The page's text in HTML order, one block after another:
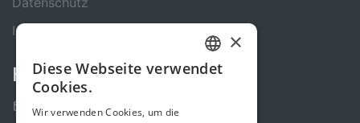
Impressum
Kontakt
Kontakt-Formular
GERMAN
×
Diese Webseite verwendet
Cookies.
Wir verwenden Cookies, um die